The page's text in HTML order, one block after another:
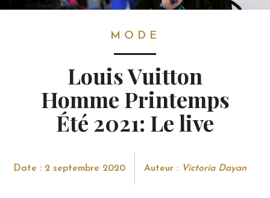
MODE
Louis Vuitton
Homme Printemps
Été 2021: Le live
Date : 2 septembre 2020 Auteur : Victoria Dayan